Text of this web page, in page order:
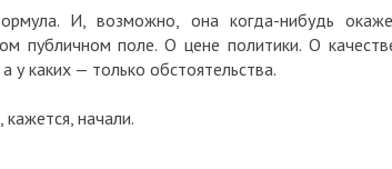
И, возможно, она когда-нибудь
публичном поле. О цене политики. О
у каких — только обстоятельства.
начали.